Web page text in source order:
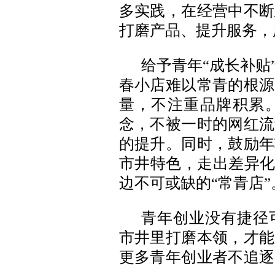
多实践，在经营中不
打磨产品、提升服务
给予青年“成长补
春小店难以常青的根
量，不注重品牌积累
念，不被一时的网红
的提升。同时，鼓励
市井特色，走出差异
边不可或缺的“常青店”
青年创业没有捷径
市井里打磨本领，才
更多青年创业者不追